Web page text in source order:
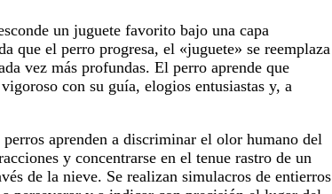
un juguete favorito bajo una capa
que el perro progresa, el «juguete» se reemplaza
vez más profundas. El perro aprende que
con su guía, elogios entusiastas y, a
aprenden a discriminar el olor humano del
y concentrarse en el tenue rastro de un
de la nieve. Se realizan simulacros de entierros